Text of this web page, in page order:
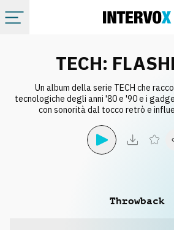
Album
TECH:
Un album della serie TECH che
tecnologiche degli anni '80 e '90 e i
con sonorità dal tocco retrò e
Throwback